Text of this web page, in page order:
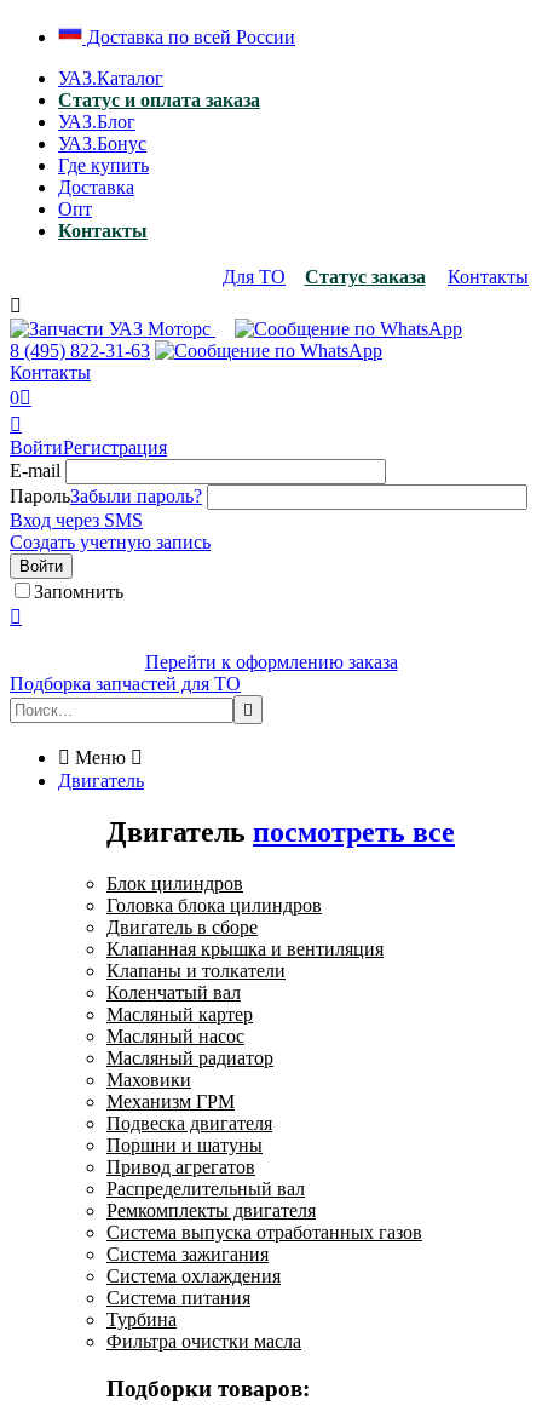
Доставка по всей России
УАЗ.Каталог
Статус и оплата заказа
УАЗ.Блог
УАЗ.Бонус
Где купить
Доставка
Опт
Контакты
Для ТО Статус заказа
Контакты

8 (495) 822-31-63
Контакты
0

ВойтиРегистрация
E-mail
ПарольЗабыли пароль?
Вход через SMS
Создать учетную запись
Войти
Запомнить

Перейти к оформлению заказа
Подборка запчастей для ТО

 Меню 
Двигатель
Двигатель посмотреть все
Блок цилиндров
Головка блока цилиндров
Двигатель в сборе
Клапанная крышка и вентиляция
Клапаны и толкатели
Коленчатый вал
Масляный картер
Масляный насос
Масляный радиатор
Маховики
Механизм ГРМ
Подвеска двигателя
Поршни и шатуны
Привод агрегатов
Распределительный вал
Ремкомплекты двигателя
Система выпуска отработанных газов
Система зажигания
Система охлаждения
Система питания
Турбина
Фильтра очистки масла
Подборки товаров: